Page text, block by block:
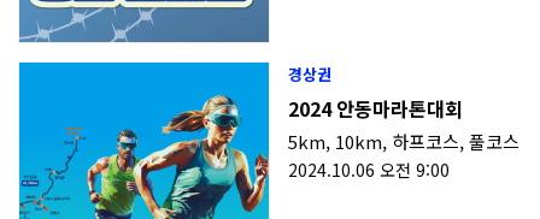
경상권
2024 안동마라톤대회
5km, 10km, 하프코스,풀코스
2024.10.06 오전 9:00